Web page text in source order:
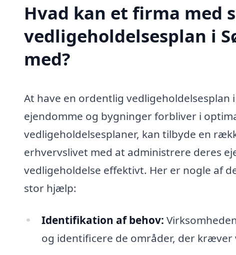
Hvad kan et firma med
vedligeholdelsesplan i
med?
At have en ordentlig
ejendomme og bygninger forbliver i
vedligeholdelsesplaner, kan tilbyde en
erhvervslivet med at administrere deres
vedligeholdelse effektivt. Her er nogle af
stor hjælp:
Identifikation af behov:
og identificere de områder, der